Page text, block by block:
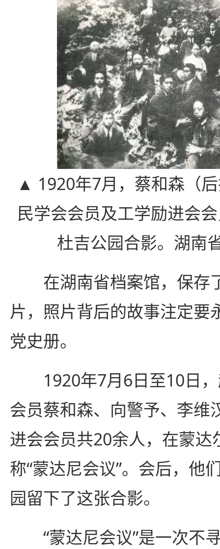
▲ 1920年7月，蔡和森（
民学会会员及工学励进会
杜吉公园合影。湖南
在湖南省档案馆，保存
片，照片背后的故事注定要
党史册。
1920年7月6日至10日，
会员蔡和森、向警予、李维
进会会员共20余人，在蒙达
称“蒙达尼会议”。会后，他
园留下了这张合影。
“蒙达尼会议”是一次不